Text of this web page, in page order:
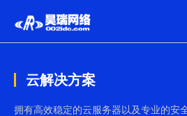
云解决方案
拥有高效稳定的云服务器以及专业的安